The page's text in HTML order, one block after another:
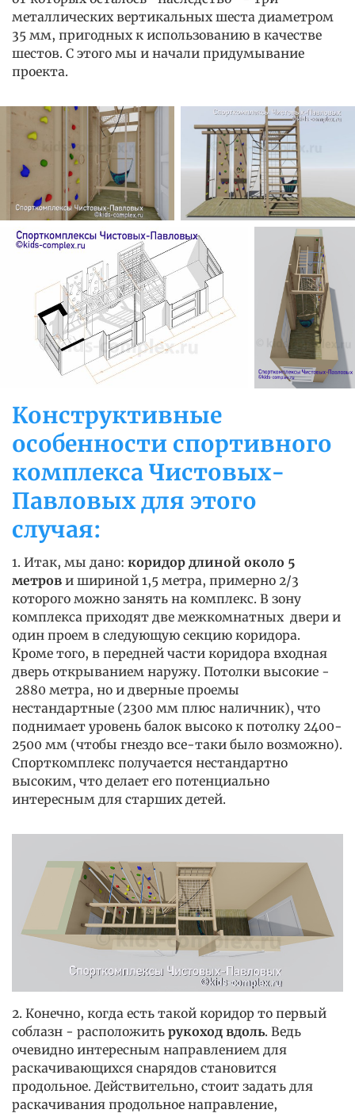
металлических вертикальных шеста диаметром
35 мм, пригодных к использованию в качестве
шестов. С этого мы и начали придумывание
проекта.
Конструктивные
особенности спортивного
комплекса Чистовых-
Павловых для этого
случая:
1. Итак, мы дано: коридор длиной около 5
метров и шириной 1,5 метра, примерно 2/3
которого можно занять на комплекс. В зону
комплекса приходят две межкомнатных двери и
один проем в следующую секцию коридора.
Кроме того, в передней части коридора входная
дверь открыванием наружу. Потолки высокие -
2880 метра, но и дверные проемы
нестандартные (2300 мм плюс наличник), что
поднимает уровень балок высоко к потолку 2400-
2500 мм (чтобы гнездо все-таки было возможно).
Спорткомплекс получается нестандартно
высоким, что делает его потенциально
интересным для старших детей.
2. Конечно, когда есть такой коридор то первый
соблазн - расположить рукоход вдоль. Ведь
очевидно интересным направлением для
раскачивающихся снарядов становится
продольное. Действительно, стоит задать для
раскачивания продольное направление,